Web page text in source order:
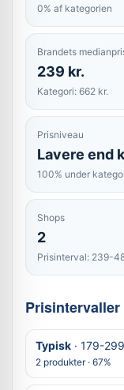
0% af kategorien
Brandets
239 kr.
Kategori: 662 kr.
Prisniveau
Lavere end
100% under
Shops
2
Prisinterval: 239-
Prisintervaller
Typisk · 179-
2 produkter · 67%